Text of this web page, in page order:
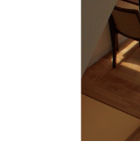
＼新着物件情報／
戸建 東久留米
西武池袋線 ひ
物件詳細へ